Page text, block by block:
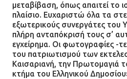
Ο δήμαρχος
τους μισθούς
για μηχάνημα
επεμβάσεων
08.07.2026 | 15:02
μεταβίβαση, όπως απαιτεί το
πλαίσιο. Ευχαριστώ όλα τα
εξωτερικούς συνεργάτες του
πλήρη ανταπόκρισή τους σ’
εγχείρημα. Οι φωτογραφίες -
του πατριωτισμού των
Καισαριανή, την Πρωτομαγιά
κτήμα του Ελληνικού